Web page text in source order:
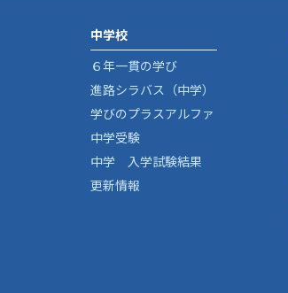
中学校
６年一貫の学び
進路シラバス（中学）
学びのプラスアルファ
中学受験
中学 入学試験結果
更新情報